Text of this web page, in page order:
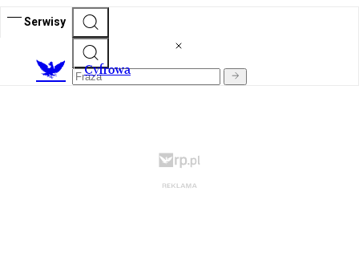
Serwisy
Cyfrowa